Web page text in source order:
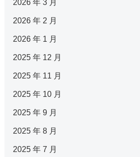
2026 年 3 月
2026 年 2 月
2026 年 1 月
2025 年 12 月
2025 年 11 月
2025 年 10 月
2025 年 9 月
2025 年 8 月
2025 年 7 月